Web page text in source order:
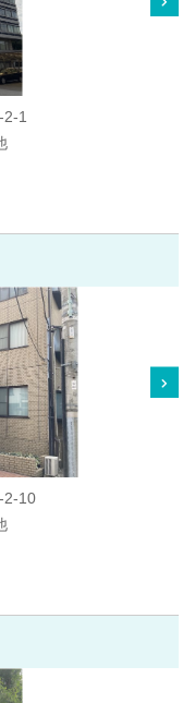
1
2-10